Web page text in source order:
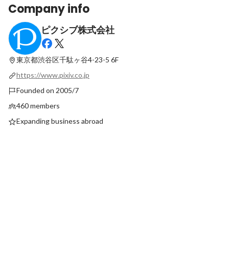
ピクシブの広告収益最大化を担うプログラ
マティックマネジメントUnitの仕事とは
Pinned
Company info
ピクシブ株式会社
東京都渋谷区千駄ヶ谷4-23-5 6F
https://www.pixiv.co.jp
Founded on 2005/7
460 members
Expanding business abroad